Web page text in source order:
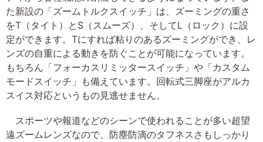
た新設の「ズームトルクスイッチ」は、ズーミングの重さ
をT（タイト）とS（スムーズ）、そしてL（ロック）に設
定ができます。Tにすれば粘りのあるズーミングができ、レ
ンズの自重による動きを防ぐことが可能になっています。
もちろん「フォーカスリミッタースイッチ」や「カスタム
モードスイッチ」も備えています。回転式三脚座がアルカ
スイス対応というもの見逃せません。
スポーツや報道などのシーンで使われることが多い超望
遠ズームレンズなので、防塵防滴のタフネスさもしっかり